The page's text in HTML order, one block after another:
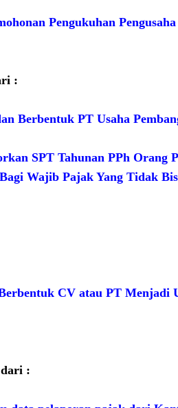
Pengukuhan
:
Berbentuk PT Usaha
SPT Tahunan PPh Orang
Wajib Pajak Yang Tidak
CV atau PT Menjadi
: